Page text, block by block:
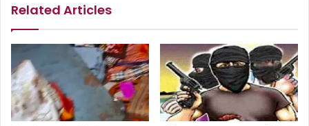
Related Articles